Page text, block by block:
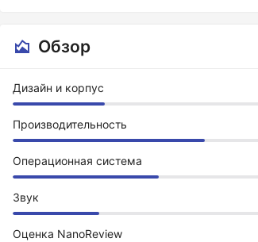
Обзор
Дизайн и корпус
Производительность
Операционная система
Звук
Оценка NanoReview